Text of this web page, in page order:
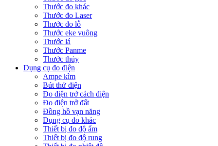
Thước đo khác
Thước đo Laser
Thước đo lỗ
Thước eke vuông
Thước lá
Thước Panme
Thước thủy
Dụng cụ đo điện
Ampe kìm
Bút thử điện
Đo điện trở cách điện
Đo điện trở đất
Đồng hồ vạn năng
Dụng cụ đo khác
Thiết bị đo độ ẩm
Thiết bị đo độ rung